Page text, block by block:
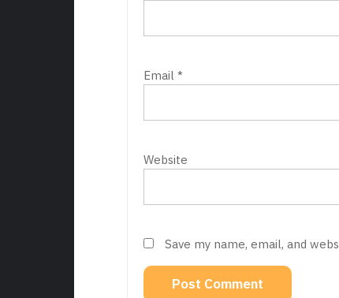
Email*
Website
Save my name, email, and